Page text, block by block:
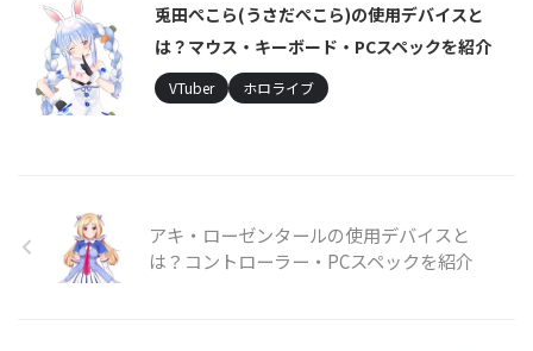
兎田ぺこら(うさだぺこら)の使用デバイスと
は？マウス・キーボード・PCスペックを紹介
VTuber ホロライブ
アキ・ローゼンタールの使用デバイスと
は？コントローラー・PCスペックを紹介